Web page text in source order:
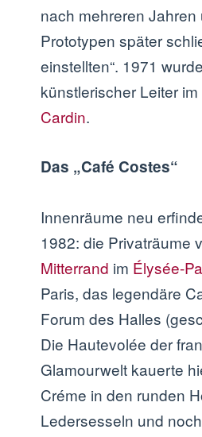
nach mehreren Jahren
Prototypen später
einstellten“. 1971
künstlerischer Leiter
Cardin.
Das „Café Costes“
Innenräume neu
1982: die Privaträume
Mitterrand im Élysée-
Paris, das legendäre
Forum des Halles
Die Hautevolée der
Glamourwelt kauerte
Créme in den runden
Ledersesseln und